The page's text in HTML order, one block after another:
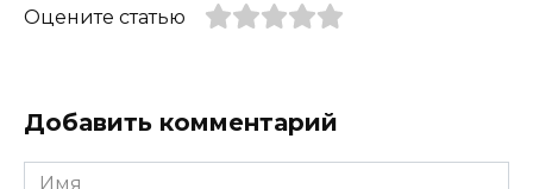
Оцените статью
Добавить комментарий
Имя